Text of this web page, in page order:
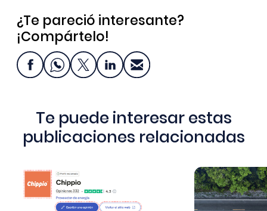
¿Te pareció interesante?
¡Compártelo!
Te puede interesar estas
publicaciones relacionadas